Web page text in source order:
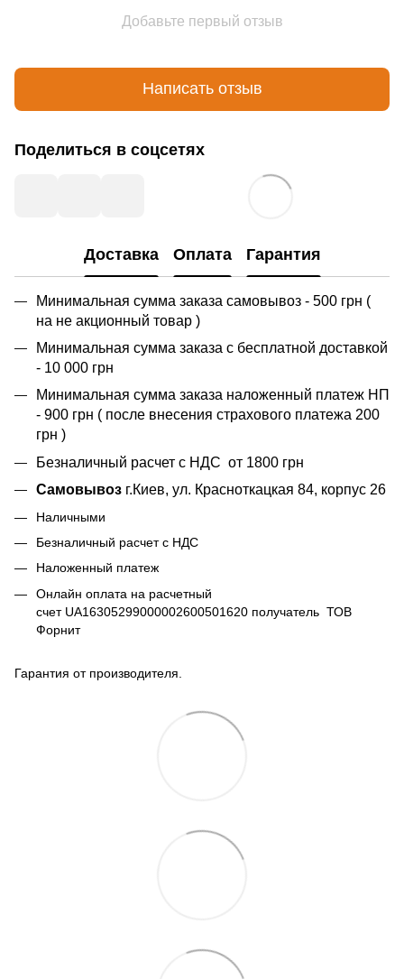
Добавьте первый отзыв
Написать отзыв
Поделиться в соцсетях
Доставка Оплата Гарантия
Минимальная сумма заказа самовывоз - 500 грн (
на не акционный товар )
Минимальная сумма заказа с бесплатной доставкой
- 10 000 грн
Минимальная сумма заказа наложенный платеж НП
- 900 грн ( после внесения страхового платежа 200
грн )
Безналичный расчет с НДС от 1800 грн
Самовывоз г.Киев, ул. Красноткацкая 84, корпус 26
Наличными
Безналичный расчет с НДС
Наложенный платеж
Онлайн оплата на расчетный
счет UA16305299000002600501620 получатель ТОВ
Форнит
Гарантия от производителя.